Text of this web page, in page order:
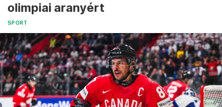
olimpiai aranyért
SPORT